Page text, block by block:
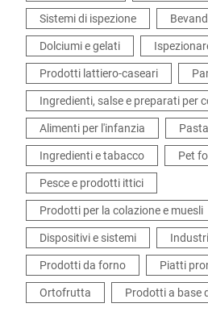
Sistemi di ispezione
Dolciumi e gelati
Prodotti lattiero-caseari
Ingredienti, salse e preparati per
Alimenti per l'infanzia
Pasta
Ingredienti e tabacco
Pet
Pesce e prodotti ittici
Prodotti per la colazione e muesli
Dispositivi e sistemi
Prodotti da forno
Piatti
Ortofrutta
Prodotti a base